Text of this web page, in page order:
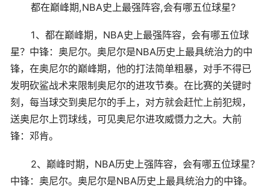
都在巅峰期,NBA史上最强阵容,会有哪五位球星?
1、都在巅峰期，NBA史上最强阵容，会有哪五位球
星？中锋：奥尼尔。奥尼尔是NBA历史上最具统治力的中
锋，在奥尼尔的巅峰期，他的打法简单粗暴，对手不得已
发明砍鲨战术来限制奥尼尔的进攻节奏。在比赛的关键时
刻，每当球交到奥尼尔的手上，对方就会赶忙上前犯规，
送奥尼尔上罚球线，可见奥尼尔进攻威慑力之大。大前
锋：邓肯。
2、巅峰时期，NBA历史上强阵容，会有哪五位球星？
中锋：奥尼尔。奥尼尔是NBA历史上最具统治力的中锋。